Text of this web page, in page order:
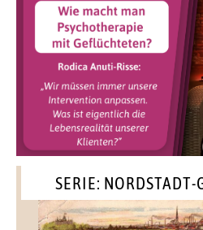
SERIE: NORDSTADT-